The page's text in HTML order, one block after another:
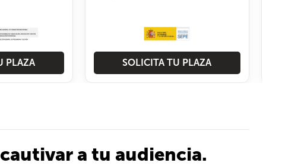
PLAZA SOLICITA TU PLAZA
a tu audiencia.